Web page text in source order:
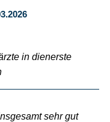
in dienerste
sehr gut